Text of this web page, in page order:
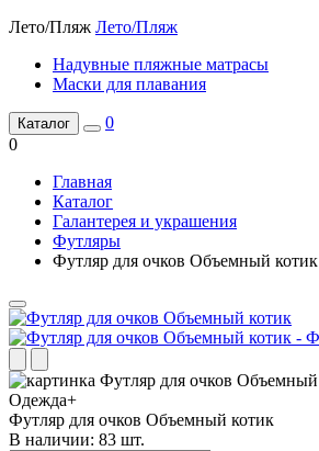
Лето/Пляж Лето/Пляж
Надувные пляжные матрасы
Маски для плавания
Каталог
0
0
Главная
Каталог
Галантерея и украшения
Футляры
Футляр для очков Объемный котик
Футляр для очков Объемный котик
В наличии: 83 шт.